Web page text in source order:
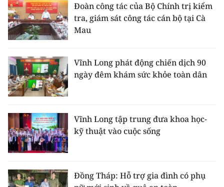
FRANÇAIS
РУССКИЙ
ESPAÑOL
한국어
Đoàn công tác của Bộ Chính trị kiểm
tra, giám sát công tác cán bộ tại Cà
Mau
Vĩnh Long phát động chiến dịch 90
ngày đêm khám sức khỏe toàn dân
Vĩnh Long tập trung đưa khoa học-
kỹ thuật vào cuộc sống
Đồng Tháp: Hỗ trợ gia đình có phụ